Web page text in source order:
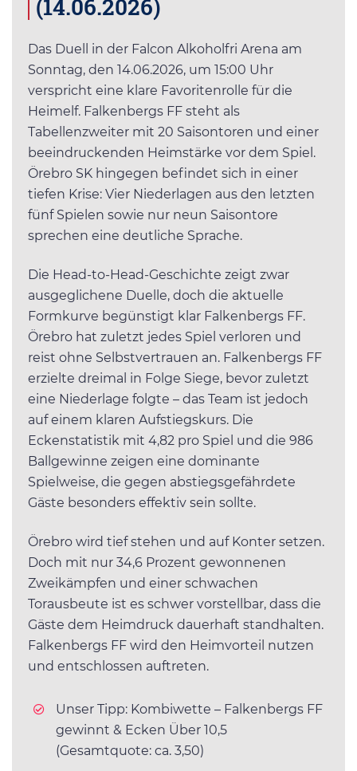
(14.06.2026)
Das Duell in der Falcon Alkoholfri Arena am
Sonntag, den 14.06.2026, um 15:00 Uhr
verspricht eine klare Favoritenrolle für die
Heimelf. Falkenbergs FF steht als
Tabellenzweiter mit 20 Saisontoren und einer
beeindruckenden Heimstärke vor dem Spiel.
Örebro SK hingegen befindet sich in einer
tiefen Krise: Vier Niederlagen aus den letzten
fünf Spielen sowie nur neun Saisontore
sprechen eine deutliche Sprache.
Die Head-to-Head-Geschichte zeigt zwar
ausgeglichene Duelle, doch die aktuelle
Formkurve begünstigt klar Falkenbergs FF.
Örebro hat zuletzt jedes Spiel verloren und
reist ohne Selbstvertrauen an. Falkenbergs FF
erzielte dreimal in Folge Siege, bevor zuletzt
eine Niederlage folgte – das Team ist jedoch
auf einem klaren Aufstiegskurs. Die
Eckenstatistik mit 4,82 pro Spiel und die 986
Ballgewinne zeigen eine dominante
Spielweise, die gegen abstiegsgefährdete
Gäste besonders effektiv sein sollte.
Örebro wird tief stehen und auf Konter setzen.
Doch mit nur 34,6 Prozent gewonnenen
Zweikämpfen und einer schwachen
Torausbeute ist es schwer vorstellbar, dass die
Gäste dem Heimdruck dauerhaft standhalten.
Falkenbergs FF wird den Heimvorteil nutzen
und entschlossen auftreten.
Unser Tipp: Kombiwette – Falkenbergs FF
gewinnt & Ecken Über 10,5
(Gesamtquote: ca. 3,50)